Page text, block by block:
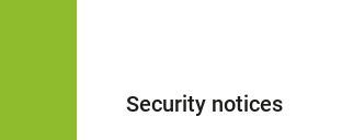
Security notices